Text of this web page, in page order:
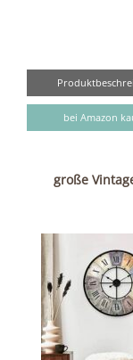
bei Amazon
große